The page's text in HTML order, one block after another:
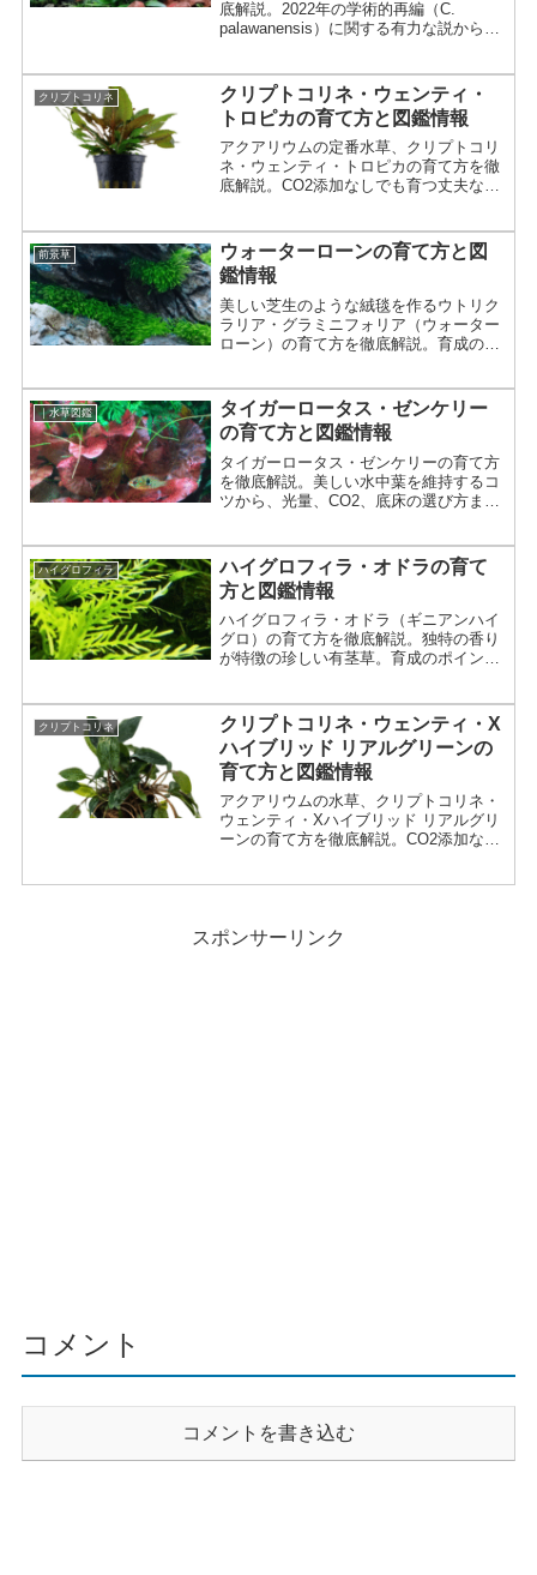
底解説。2022年の学術的再編（C.
palawanensis）に関する有力な説から、
クリプトコリネ
クリプトコリネ・ウェンティ・
トロピカの育て方と図鑑情報
アクアリウムの定番水草、クリプトコリ
ネ・ウェンティ・トロピカの育て方を徹
底解説。CO2添加なしでも育つ丈夫な種
前景草
ウォーターローンの育て方と図
鑑情報
美しい芝生のような絨毯を作るウトリク
ラリア・グラミニフォリア（ウォーター
ローン）の育て方を徹底解説。育成のポ
｜水草図鑑
タイガーロータス・ゼンケリー
の育て方と図鑑情報
タイガーロータス・ゼンケリーの育て方
を徹底解説。美しい水中葉を維持するコ
ツから、光量、CO2、底床の選び方まで
ハイグロフィラ
ハイグロフィラ・オドラの育て
方と図鑑情報
ハイグロフィラ・オドラ（ギニアンハイ
グロ）の育て方を徹底解説。独特の香り
が特徴の珍しい有茎草。育成のポイント
クリプトコリネ
クリプトコリネ・ウェンティ・X
ハイブリッド リアルグリーンの
育て方と図鑑情報
アクアリウムの水草、クリプトコリネ・
ウェンティ・Xハイブリッド リアルグリ
ーンの育て方を徹底解説。CO2添加なし
スポンサーリンク
コメント
コメントを書き込む